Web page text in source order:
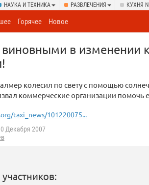
НАУКА И ТЕХНИКА РАЗВЛЕЧЕНИЯ КУХНЯ
Горячее Новое
виновными в изменении
колесил по свету с помощью
коммерческие организации помочь
taxi_news/101220075...
Декабря 2007